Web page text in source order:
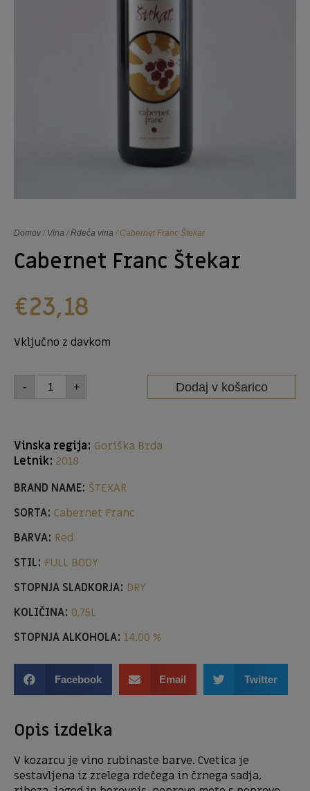
Domov/ Vina /Rdeča vina / Cabernet Franc Štekar
Cabernet Franc Štekar
€23,18
Vključno z davkom
- + Dodaj v košarico
Vinska regija: Goriška Brda
Letnik: 2018
BRAND NAME: ŠTEKAR
SORTA: Cabernet Franc
BARVA: Red
STIL: FULL BODY
STOPNJA SLADKORJA: DRY
KOLIČINA: 0,75L
STOPNJA ALKOHOLA: 14,00 %
Facebook Email Twitter
Opis izdelka
V kozarcu je vino rubinaste barve. Cvetica je
sestavljena iz zrelega rdečega in črnega sadja,